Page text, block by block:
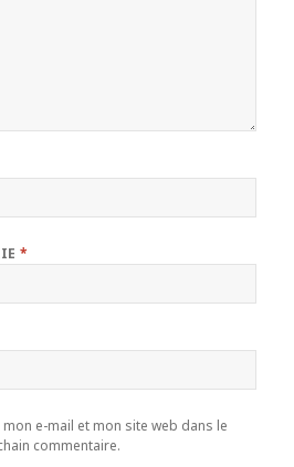
*
e-mail et mon site web dans le
commentaire.